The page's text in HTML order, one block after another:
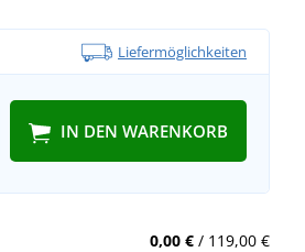
Liefermöglichkeiten
IN DEN WARENKORB
0,00 €/ 119,00 €